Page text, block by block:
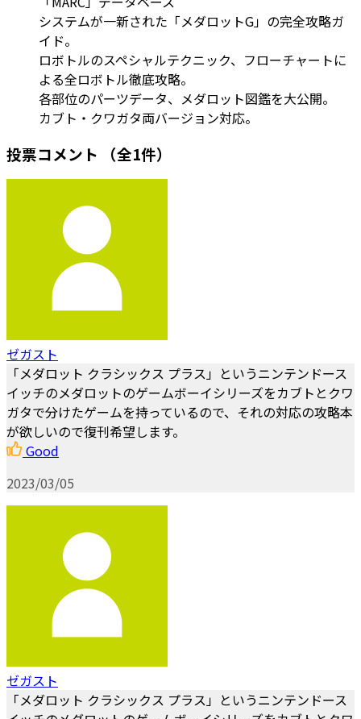
システムが一新された「メダロットG」の完全攻略ガ
イド。
ロボトルのスペシャルテクニック、フローチャートに
よる全ロボトル徹底攻略。
各部位のパーツデータ、メダロット図鑑を大公開。
カブト・クワガタ両バージョン対応。
投票コメント （全1件）
ゼガスト
「メダロット クラシックス プラス」というニンテンドース
イッチのメダロットのゲームボーイシリーズをカブトとクワ
ガタで分けたゲームを持っているので、それの対応の攻略本
が欲しいので復刊希望します。
Good
2023/03/05
ゼガスト
「メダロット クラシックス プラス」というニンテンドース